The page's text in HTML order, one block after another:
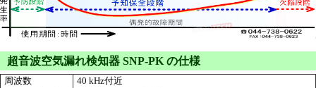
超音波空気漏れ検知器 SNP-PK の仕様
周波数
40 kHz付近